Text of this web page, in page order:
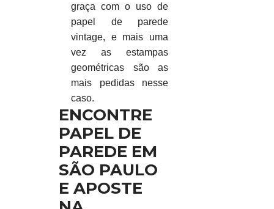
graça com o uso de
papel de parede
vintage, e mais uma
vez as estampas
geométricas são as
mais pedidas nesse
caso.
ENCONTRE
PAPEL DE
PAREDE EM
SÃO PAULO
E APOSTE